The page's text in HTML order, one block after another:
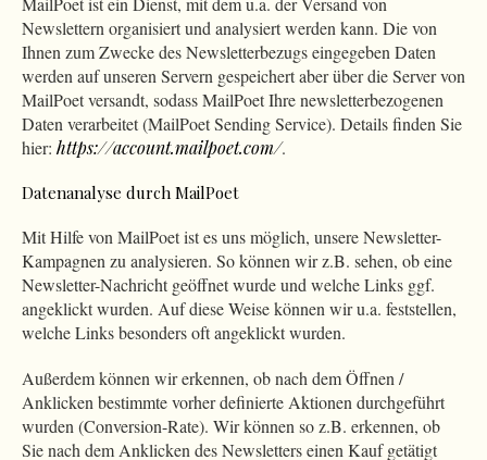
Newslettern organisiert und analysiert werden kann. Die von
Ihnen zum Zwecke des Newsletterbezugs eingegeben Daten
werden auf unseren Servern gespeichert aber über die Server von
MailPoet versandt, sodass MailPoet Ihre newsletterbezogenen
Daten verarbeitet (MailPoet Sending Service). Details finden Sie
hier: https://account.mailpoet.com/.
Datenanalyse durch MailPoet
Mit Hilfe von MailPoet ist es uns möglich, unsere Newsletter-
Kampagnen zu analysieren. So können wir z.B. sehen, ob eine
Newsletter-Nachricht geöffnet wurde und welche Links ggf.
angeklickt wurden. Auf diese Weise können wir u.a. feststellen,
welche Links besonders oft angeklickt wurden.
Außerdem können wir erkennen, ob nach dem Öffnen /
Anklicken bestimmte vorher definierte Aktionen durchgeführt
wurden (Conversion-Rate). Wir können so z.B. erkennen, ob
Sie nach dem Anklicken des Newsletters einen Kauf getätigt